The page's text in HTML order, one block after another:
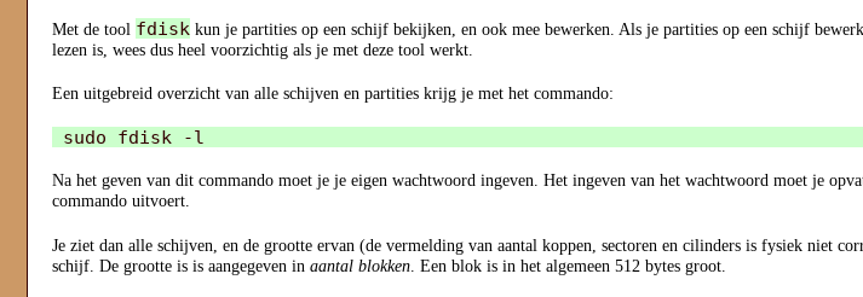
Met de tool fdisk kun je partities op een schijf bekijken, en ook mee bewerken. Als je partities op een schijf
lezen is, wees dus heel voorzichtig als je met deze tool werkt.
Een uitgebreid overzicht van alle schijven en partities krijg je met het commando:
Na het geven van dit commando moet je je eigen wachtwoord ingeven. Het ingeven van het wachtwoord moet je
commando uitvoert.
Je ziet dan alle schijven, en de grootte ervan (de vermelding van aantal koppen, sectoren en cilinders is fysiek niet
schijf. De grootte is is aangegeven inaantal blokken . Een blok is in het algemeen 512 bytes groot.